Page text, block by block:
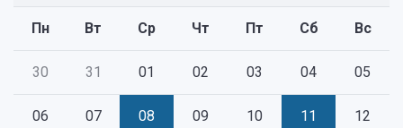
Пн Вт Ср Чт Пт Сб Вс
30 31 01 02 03 04 05
06 07 08 09 10 11 12